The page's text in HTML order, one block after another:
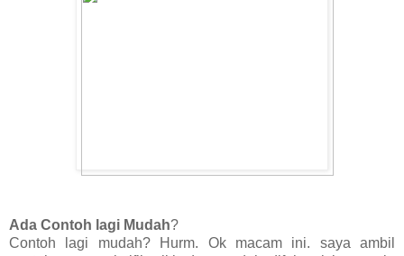
Ada Contoh lagi Mudah?
Contoh lagi mudah? Hurm. Ok macam ini. saya ambil